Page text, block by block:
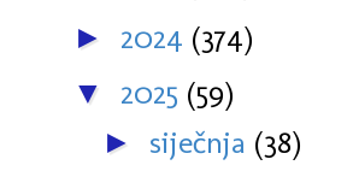
► 2024 (374)
▼ 2025 (59)
► siječnja (38)